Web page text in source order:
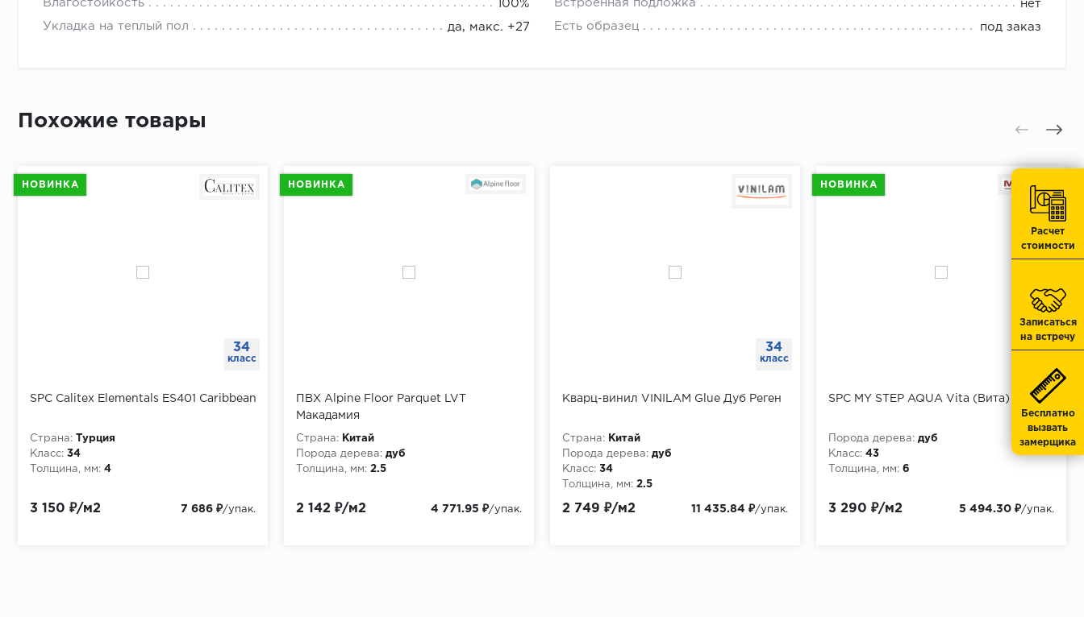
Влагостойкость 100% Встроенная подложка нет
Укладка на теплый пол да, макс. +27 Есть образец под заказ
По длине плинтуса от угла отмерить 5-7 см и сделать отметку для отверстия.
Похожие товары
34
класс
НОВИНКА
SPC Calitex Elementals ES401 Caribbean
Страна:
Турция
Класс: 34
Толщина, мм: 4
3 150 ₽/м2 7 686 ₽/упак.
НОВИНКА
ПВХ Alpine Floor Parquet LVT
Макадамия
Страна:
Китай
Порода дерева: дуб
Толщина, мм: 2.5
2 142 ₽/м2 4 771.95 ₽/упак.
34
класс
Кварц-винил VINILAM Glue Дуб Реген
Страна:
Китай
Порода дерева: дуб
Класс: 34
Толщина, мм: 2.5
2 749 ₽/м2 11 435.84 ₽/упак.
43
НОВИНКА
SPC MY STEP AQUA Vita (Вита)
Порода дерева: дуб
Класс: 43
Толщина, мм: 6
3 290 ₽/м2 5 494.30 ₽/упак.
Расчет
стоимости
Записаться
на встречу
Бесплатно
вызвать
замерщика